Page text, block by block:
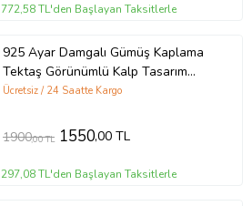
772,58 TL'den Başlayan Taksitlerle
925 Ayar Damgalı Gümüş Kaplama
Tektaş Görünümlü Kalp Tasarım
Kolye Küpe Takı Seti (Silver)
Ücretsiz / 24 Saatte Kargo
1900,00 TL 1550,00 TL
297,08 TL'den Başlayan Taksitlerle